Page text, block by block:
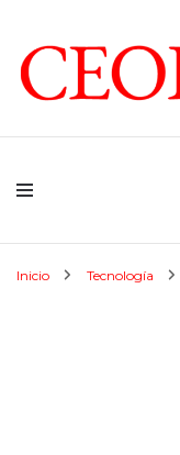
Inicio Tecnología